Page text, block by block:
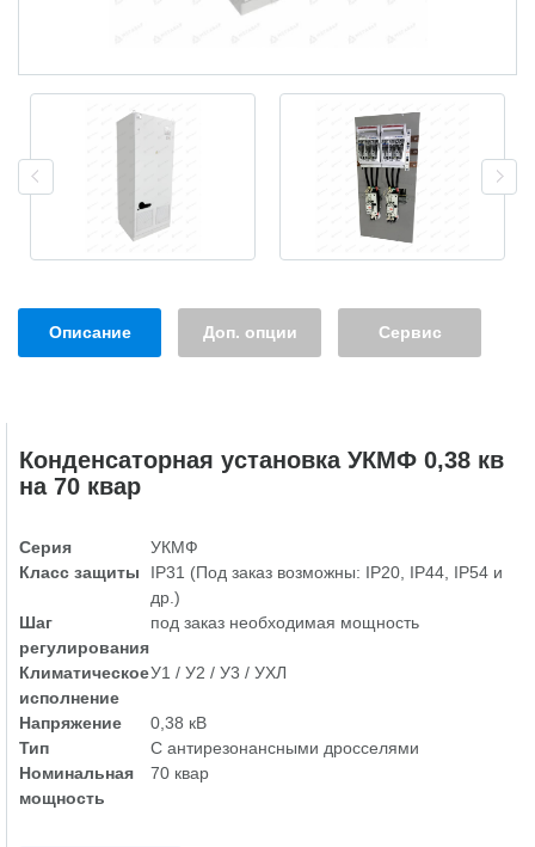
Описание Доп. опции Сервис
Конденсаторная установка УКМФ 0,38 кв
на 70 квар
Серия
УКМФ
Класс защиты
IP31 (Под заказ возможны: IP20, IP44, IP54 и
др.)
Шаг
регулирования
под заказ необходимая мощность
Климатическое
исполнение
У1 / У2 / У3 / УХЛ
Напряжение
0,38 кВ
Тип
С антирезонансными дросселями
Номинальная
мощность
70 квар